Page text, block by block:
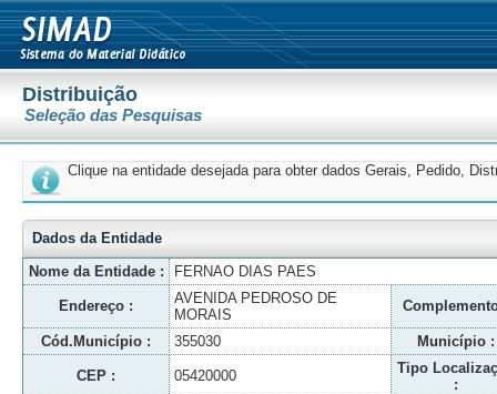
Distribuição
Seleção das Pesquisas
Clique na entidade desejada para obter dados Gerais, Pedido,
Dados da Entidade
Nome da Entidade :
FERNAO DIAS PAES
Endereço :
AVENIDA PEDROSO DE
MORAIS
Cód.Município : 355030 Município :
CEP : 05420000
Tipo
: